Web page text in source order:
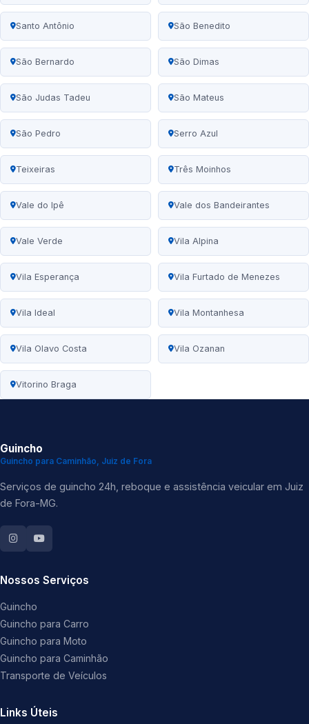
Santo Antônio São Benedito
São Bernardo São Dimas
São Judas Tadeu São Mateus
São Pedro Serro Azul
Teixeiras Três Moinhos
Vale do Ipê Vale dos Bandeirantes
Vale Verde Vila Alpina
Vila Esperança Vila Furtado de Menezes
Vila Ideal Vila Montanhesa
Vila Olavo Costa Vila Ozanan
Vitorino Braga
Guincho
Guincho para Caminhão, Juiz de Fora
Serviços de guincho 24h, reboque e assistência veicular em Juiz
de Fora-MG.
Nossos Serviços
Guincho
Guincho para Carro
Guincho para Moto
Guincho para Caminhão
Transporte de Veículos
Links Úteis